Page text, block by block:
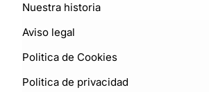
Nuestra historia
Aviso legal
Politica de Cookies
Politica de privacidad